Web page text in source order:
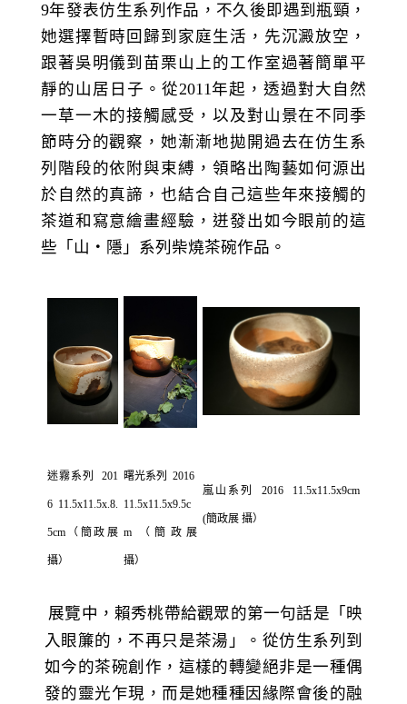
9年發表仿生系列作品，不久後即遇到瓶頸，
她選擇暫時回歸到家庭生活，先沉澱放空，
跟著吳明儀到苗栗山上的工作室過著簡單平
靜的山居日子。從2011年起，透過對大自然
一草一木的接觸感受，以及對山景在不同季
節時分的觀察，她漸漸地拋開過去在仿生系
列階段的依附與束縛，領略出陶藝如何源出
於自然的真諦，也結合自己這些年來接觸的
茶道和寫意繪畫經驗，迸發出如今眼前的這
些「山‧隱」系列柴燒茶碗作品。
迷霧系列 201
6 11.5x11.5x.8.
5cm（簡政展
攝）
曙光系列 2016
11.5x11.5x9.5c
m （簡政展
攝）
嵐山系列 2016 11.5x11.5x9cm
(簡政展 攝）
展覽中，賴秀桃帶給觀眾的第一句話是「映
入眼簾的，不再只是茶湯」。從仿生系列到
如今的茶碗創作，這樣的轉變絕非是一種偶
發的靈光乍現，而是她種種因緣際會後的融